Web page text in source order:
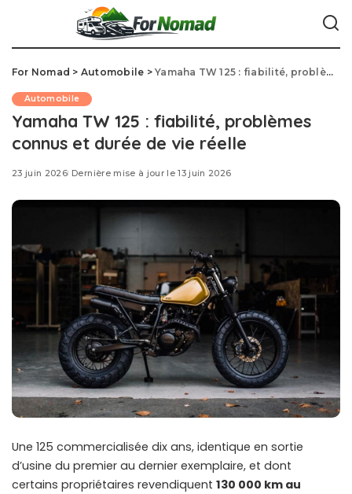
For Nomad > Automobile >Yamaha TW 125 : fiabilité, problèmes connus et durée de vie réelle
Automobile
Yamaha TW 125 : fiabilité, problèmes
connus et durée de vie réelle
23 juin 2026 Dernière mise à jour le 13 juin 2026
Une 125 commercialisée dix ans, identique en sortie
d’usine du premier au dernier exemplaire, et dont
certains propriétaires revendiquent 130 000 km au